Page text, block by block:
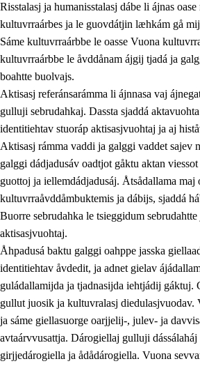
1.2 Identitiehtta ja kultuvralasj
1.3 Lájttális ájádallam ja estetihkalasj
1.5 Vieledus luonnduj ja
1.6 Demokratijja ja oassálasstem
Risstalasj ja humanisstalasj dábe li ájnas
kultuvrraárbes ja le guovdátjin læhkám gå
Sáme kultuvrraárbbe le oasse Vuona
kultuvrraárbbe le åvddånam ájgij tjadá ja
boahtte buolvajs.
Aktisasj referánsarámma li ájnnasa vaj
gulluji sebrudahkaj. Dassta sjaddá
identitiehtav stuoráp aktisasjvuohtaj ja aj
Aktisasj rámma vaddi ja galggi vaddet sajev
galggi dádjadusáv oadtjot gåktu aktan
guottoj ja iellemdádjadusáj. Åtsådallama maj
kultuvrraåvddåmbuktemis ja dábijs, sjaddá
Buorre sebrudahka le tsieggidum
aktisasjvuohtaj.
Åhpadusá baktu galggi oahppe jasska
identitiehtav åvdedit, ja adnet gielav
guládallamijda ja tjadnasijda iehtjádij gáktuj.
gullut juosik ja kultuvralasj diedulasjvuodav.
ja sáme giellasuorge oarjjelij-, julev- ja
avtaárvvusattja. Dárogiellaj gulluji
girjjedárogiella ja ådådárogiella. Vuona